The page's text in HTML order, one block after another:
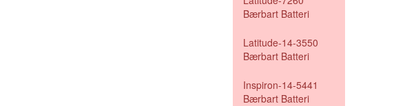
Bærbart Batteri
Latitude-14-3550
Bærbart Batteri
Inspiron-14-5441
Bærbart Batteri